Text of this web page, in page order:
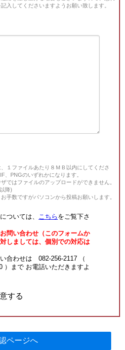
入してくださいますようお願い致します。
１ファイルあたり８ＭＢ以内にしてくださ
、PNGのいずれかになります。
ではファイルのアップロードができません。
降)
手数ですがパソコンから投稿お願いします。
ついては、 こちら をご覧下さ
問い合わせ（このフォームか
しましては、個別での対応は
合わせは 082-256-2117 （
）まで お電話いただきますよ
する
ページへ